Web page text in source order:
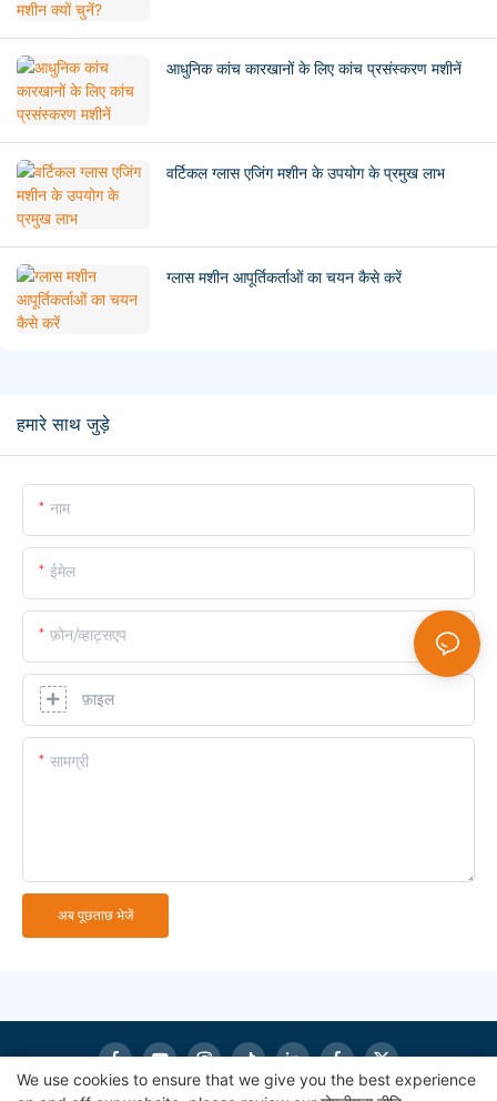
आधुनिक कांच कारखानों के लिए कांच प्रसंस्करण मशीनें
वर्टिकल ग्लास एजिंग मशीन के उपयोग के प्रमुख लाभ
ग्लास मशीन आपूर्तिकर्ताओं का चयन कैसे करें
हमारे साथ जुड़े
नाम
ईमेल
फ़ोन/व्हाट्सएप
फ़ाइल
सामग्री
अब पूछताछ भेजें
We use cookies to ensure that we give you the best experience